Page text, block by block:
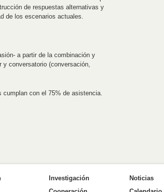
de respuestas alternativas y
de los escenarios actuales.
a partir de la combinación y
conversatorio (conversación,
cumplan con el 75% de asistencia.
Investigación
Noticias